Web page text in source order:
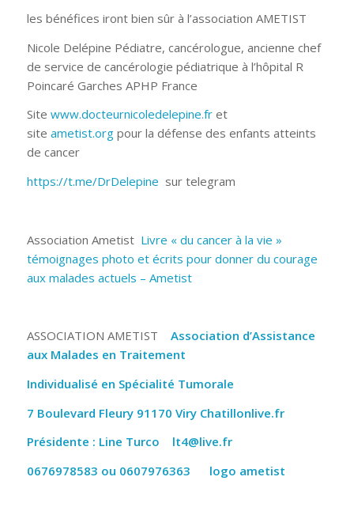
les bénéfices iront bien sûr à l’association AMETIST
Nicole Delépine Pédiatre, cancérologue, ancienne chef
de service de cancérologie pédiatrique à l’hôpital R
Poincaré Garches APHP France
Site www.docteurnicoledelepine.fret
site ametist.orgpour la défense des enfants atteints
de cancer
https://t.me/DrDelepine sur telegram
Association Ametist Livre « du cancer à la vie »
témoignages photo et écrits pour donner du courage
aux malades actuels – Ametist
ASSOCIATION AMETIST Association d’Assistance
aux Malades en Traitement
Individualisé en Spécialité Tumorale
7 Boulevard Fleury 91170 Viry Chatillonlive.fr
Présidente : Line Turco lt4@live.fr
0676978583 ou 0607976363 logo ametist